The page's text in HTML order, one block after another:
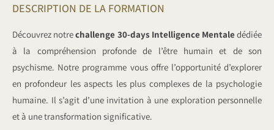
DESCRIPTION DE LA FORMATION
Découvrez notrechallenge 30-days Intelligence Mentale dédiée
à la compréhension profonde de l’être humain et de son
psychisme. Notre programme vous offre l’opportunité d’explorer
en profondeur les aspects les plus complexes de la psychologie
humaine. Il s’agit d’une invitation à une exploration personnelle
et à une transformation significative.